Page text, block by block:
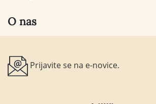
O nas
Prijavite se na e-novice.